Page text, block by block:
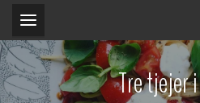
Tre tjejer